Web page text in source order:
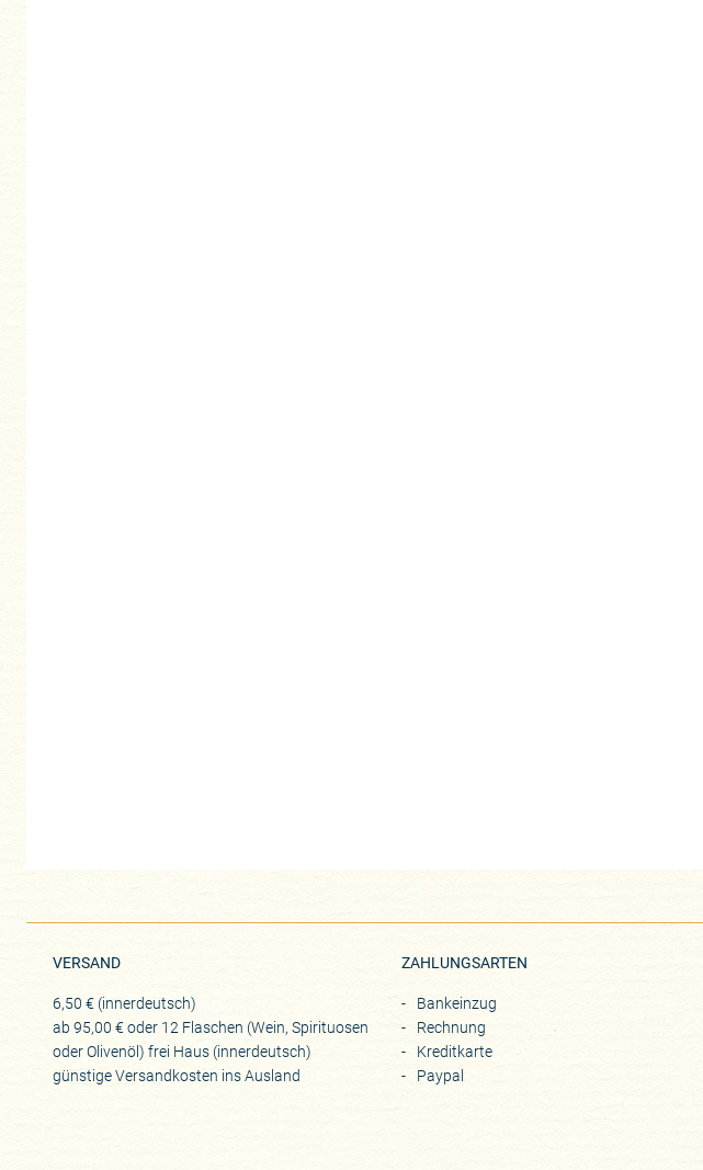
VERSAND
6,50 € (innerdeutsch)
ab 95,00 € oder 12 Flaschen (Wein, Spirituosen
oder Olivenöl) frei Haus (innerdeutsch)
günstige Versandkosten ins Ausland
ZAHLUNGSARTEN
Bankeinzug
Rechnung
Kreditkarte
Paypal